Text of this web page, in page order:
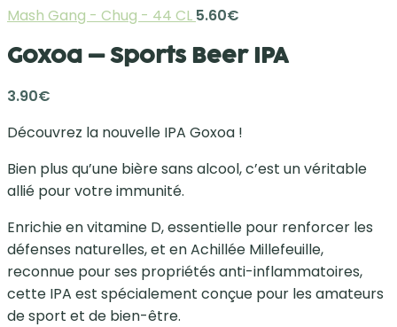
Mash Gang - Chug - 44 CL 5.60€
Goxoa – Sports Beer IPA
3.90€
Découvrez la nouvelle IPA Goxoa !
Bien plus qu’une bière sans alcool, c’est un véritable
allié pour votre immunité.
Enrichie en vitamine D, essentielle pour renforcer les
défenses naturelles, et en Achillée Millefeuille,
reconnue pour ses propriétés anti-inflammatoires,
cette IPA est spécialement conçue pour les amateurs
de sport et de bien-être.